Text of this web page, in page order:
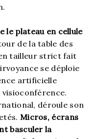
le plateau en cellule
de la table des
tailleur strict fait
se déploie
artificielle
déroule son
Micros, écrans
basculer la